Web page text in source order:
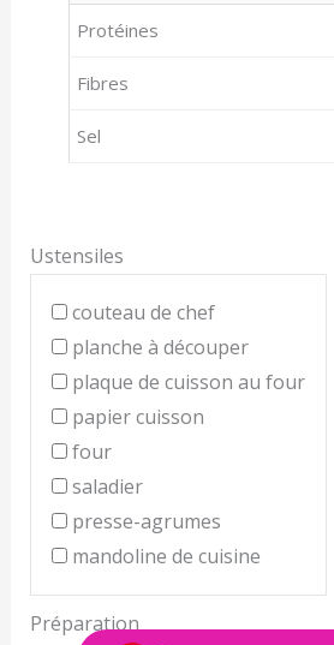
Protéines
Fibres
Sel
Ustensiles
couteau de chef
planche à découper
plaque de cuisson au four
papier cuisson
four
saladier
presse-agrumes
mandoline de cuisine
Préparation